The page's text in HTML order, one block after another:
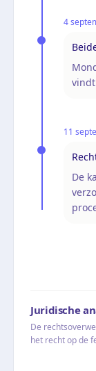
4
11
De
Juridische
De
het recht op de